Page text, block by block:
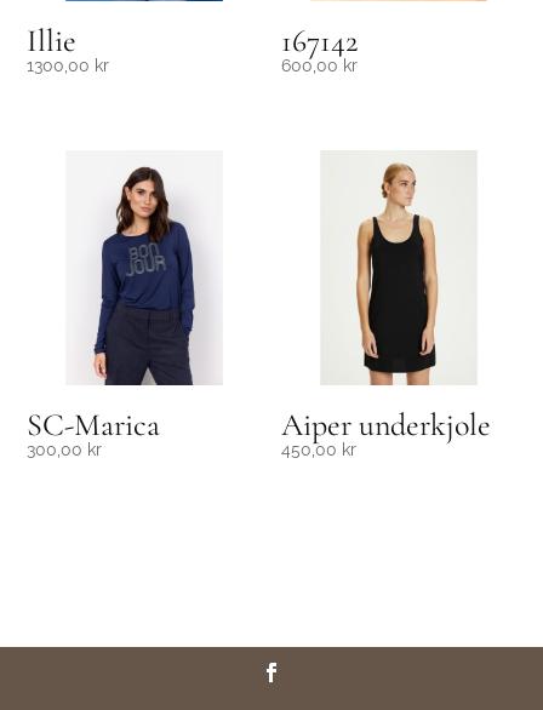
Illie
1300,00 kr
167142
600,00 kr
SC-Marica
300,00 kr
Aiper underkjole
450,00 kr